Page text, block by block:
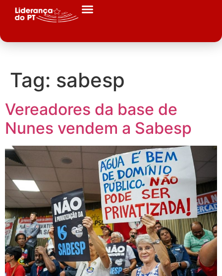
Tag: sabesp
Vereadores da base de
Nunes vendem a Sabesp